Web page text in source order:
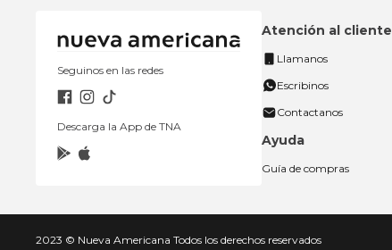
Seguinos en las redes
Descarga la App de TNA
Atención al cliente
Llamanos
Escribinos
Contactanos
Ayuda
Guía de compras
2023 © Nueva Americana Todos los derechos reservados